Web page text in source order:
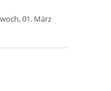
01. März